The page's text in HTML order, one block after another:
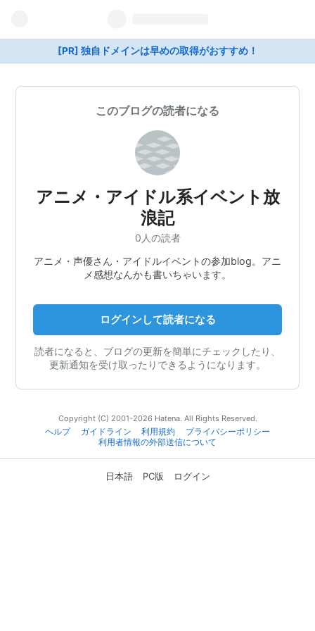
[PR] 独自ドメインは早めの取得がおすすめ！
このブログの読者になる
アニメ・アイドル系イベント放
浪記
0人の読者
アニメ・声優さん・アイドルイベントの参加blog。アニ
メ感想なんかも書いちゃいます。
ログインして読者になる
読者になると、ブログの更新を簡単にチェックしたり、
更新通知を受け取ったりできるようになります。
Copyright (C) 2001-2026 Hatena. All Rights Reserved.
ヘルプ
ガイドライン 利用規約
プライバシーポリシー
利用者情報の外部送信について
日本語 PC版 ログイン